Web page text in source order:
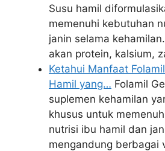
Susu hamil
memenuhi kebutuhan
janin selama
akan protein, kalsium,
Ketahui Manfaat
Hamil yang… Folamil
suplemen kehamilan
khusus untuk
nutrisi ibu hamil dan
mengandung berbagai